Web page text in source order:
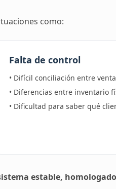
como:
Falta de control
• Difícil conciliación entre
• Diferencias entre inventario
• Dificultad para saber qué
estable,